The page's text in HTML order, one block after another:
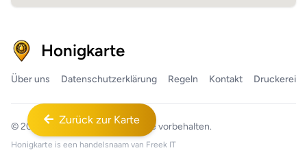
Zurück zur Karte
Honigkarte
Über uns Datenschutzerklärung Regeln Kontakt Druckerei
© 2026 Honigkarte™ Alle Rechte vorbehalten.
Honigkarte is een handelsnaam van Freek IT